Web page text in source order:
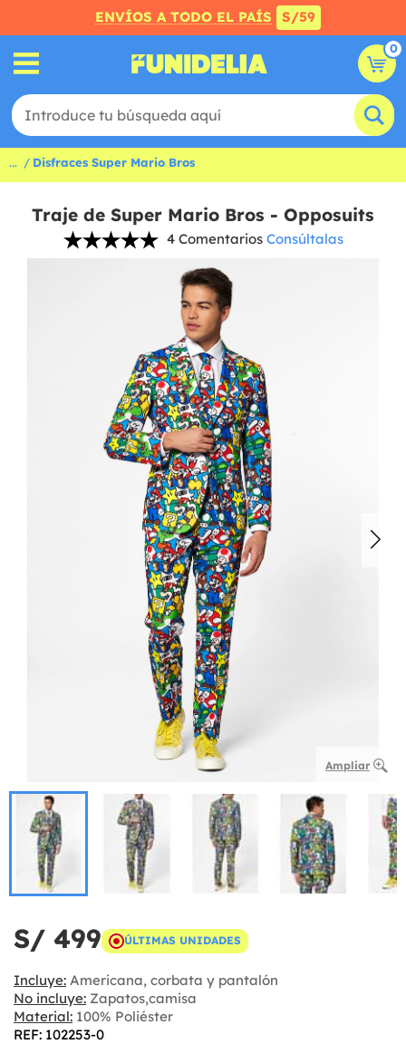
ENVÍOS A TODO EL PAÍS S/59
0
... Disfraces Super Mario Bros
Traje de Super Mario Bros - Opposuits
4 Comentarios Consúltalas
Ampliar
S/ 499 ÚLTIMAS UNIDADES
Incluye: Americana, corbata y pantalón
No incluye: Zapatos,camisa
Material: 100% Poliéster
REF: 102253-0